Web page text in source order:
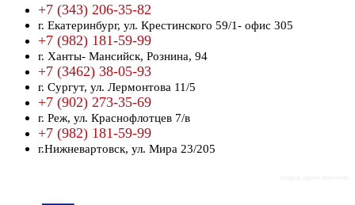
+7 (343) 206-35-82
г. Екатеринбург, ул. Крестинского 59/1- офис 305
+7 (982) 181-59-99
г. Ханты- Мансийск, Рознина, 94
+7 (3462) 38-05-93
г. Сургут, ул. Лермонтова 11/5
+7 (902) 273-35-69
г. Реж, ул. Краснофлотцев 7/в
+7 (982) 181-59-99
г.Нижневартовск, ул. Мира 23/205